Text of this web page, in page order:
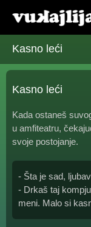
Kasno leći
Kasno leći
Kada ostaneš
u amfiteatru,
svoje postojanje.
- Šta je sad,
- Drkaš taj
meni. Malo si